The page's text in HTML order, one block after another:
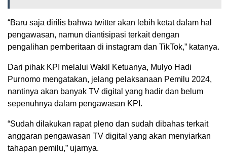
“Baru saja dirilis bahwa twitter akan lebih ketat dalam hal
pengawasan, namun diantisipasi terkait dengan
pengalihan pemberitaan di instagram dan TikTok,” katanya.
Dari pihak KPI melalui Wakil Ketuanya, Mulyo Hadi
Purnomo mengatakan, jelang pelaksanaan Pemilu 2024,
nantinya akan banyak TV digital yang hadir dan belum
sepenuhnya dalam pengawasan KPI.
“Sudah dilakukan rapat pleno dan sudah dibahas terkait
anggaran pengawasan TV digital yang akan menyiarkan
tahapan pemilu,” ujarnya.